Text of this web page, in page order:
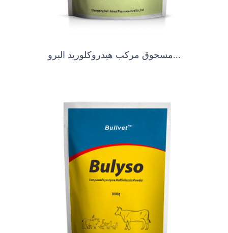
مسحوق مركب هيدروكلوريد البرو...